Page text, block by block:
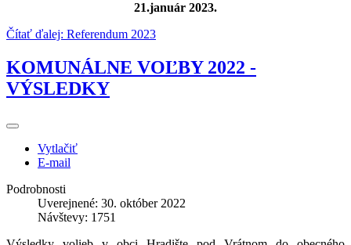
21.január 2023.
Čítať ďalej: Referendum 2023
KOMUNÁLNE VOĽBY 2022 -
VÝSLEDKY
Vytlačiť
E-mail
Podrobnosti
Uverejnené: 30. október 2022
Návštevy: 1751